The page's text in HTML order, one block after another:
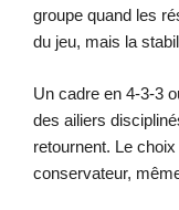
groupe quand les
du jeu, mais la
Un cadre en 4-3-3
des ailiers
retournent. Le
conservateur,